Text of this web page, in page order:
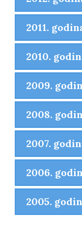
2011.
2010.
2009.
2008.
2007.
2006.
2005.